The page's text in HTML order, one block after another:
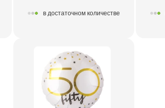
в достаточном количестве